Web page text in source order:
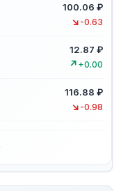
100.06 ₽
↘ -0.63
12.87 ₽
↗ +0.00
116.88 ₽
↘ -0.98